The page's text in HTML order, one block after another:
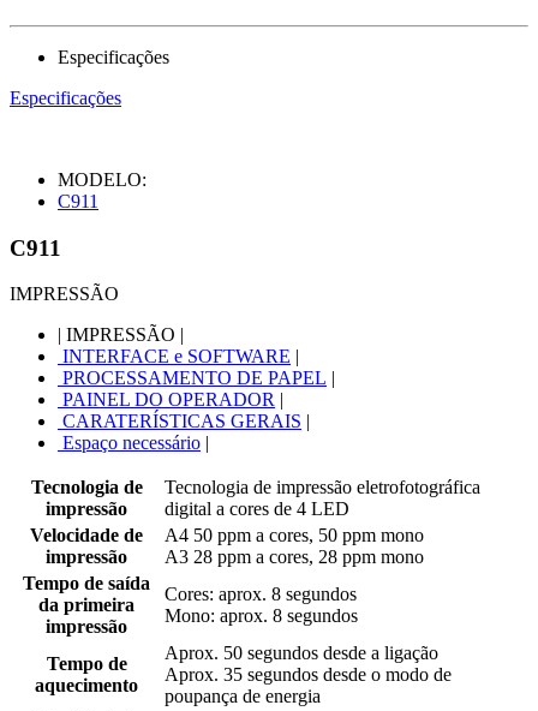
Especificações
Especificações
MODELO:
C911
C911
IMPRESSÃO
| IMPRESSÃO |
INTERFACE e SOFTWARE |
PROCESSAMENTO DE PAPEL |
PAINEL DO OPERADOR |
CARATERÍSTICAS GERAIS |
Espaço necessário |
Tecnologia de
impressão
Tecnologia de impressão eletrofotográfica
digital a cores de 4 LED
Velocidade de
impressão
A4 50 ppm a cores, 50 ppm mono
A3 28 ppm a cores, 28 ppm mono
Tempo de saída
da primeira
impressão
Cores: aprox. 8 segundos
Mono: aprox. 8 segundos
Tempo de
aquecimento
Aprox. 50 segundos desde a ligação
Aprox. 35 segundos desde o modo de
poupança de energia